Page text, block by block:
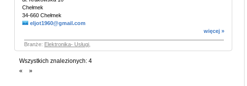
Chełmek
34-660 Chełmek
eljot1960@gmail.com
więcej »
Branże: Elektronika- Usługi
Wszystkich znalezionych: 4
«
»